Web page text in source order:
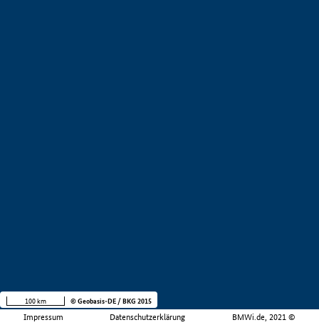
Impressum Datenschutzerklärung BMWi.de, 2021 ©
100 km © Geobasis-DE / BKG 2015